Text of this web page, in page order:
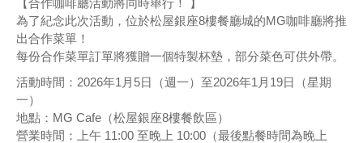
為了紀念此次活動，位於松屋銀座8樓餐廳城的MG咖啡廳將推
出合作菜單！
每份合作菜單訂單將獲贈一個特製杯墊，部分菜色可供外帶。
活動時間：2026年1月5日（週一）至2026年1月19日（星期
一）
地點：MG Cafe（松屋銀座8樓餐飲區）
營業時間：上午 11:00 至晚上 10:00（最後點餐時間為晚上